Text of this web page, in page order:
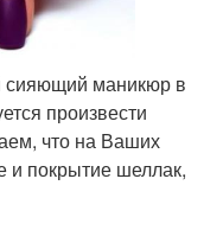
сияющий маникюр в
произвести
что на Ваших
и покрытие шеллак,